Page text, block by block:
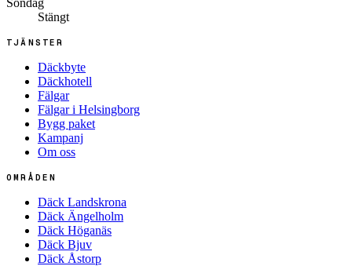
Söndag
Stängt
TJÄNSTER
Däckbyte
Däckhotell
Fälgar
Fälgar i Helsingborg
Bygg paket
Kampanj
Om oss
OMRÅDEN
Däck Landskrona
Däck Ängelholm
Däck Höganäs
Däck Bjuv
Däck Åstorp